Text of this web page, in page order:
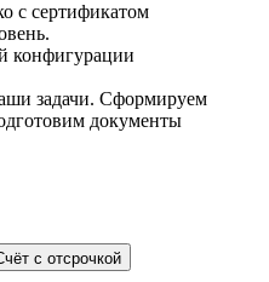
с сертификатом
конфигурации
задачи. Сформируем
документы
с отсрочкой